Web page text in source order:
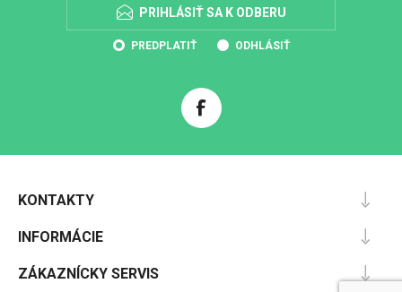
PRIHLÁSIŤ SA K ODBERU
PREDPLATIŤ ODHLÁSIŤ
KONTAKTY
INFORMÁCIE
ZÁKAZNÍCKY SERVIS